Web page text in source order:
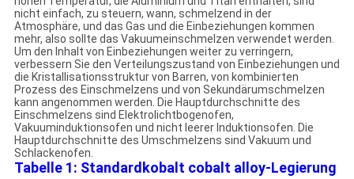
nicht einfach, zu steuern, wann, schmelzend in der
Atmosphäre, und das Gas und die Einbeziehungen kommen
mehr, also sollte das Vakuumeinschmelzen verwendet werden.
Um den Inhalt von Einbeziehungen weiter zu verringern,
verbessern Sie den Verteilungszustand von Einbeziehungen und
die Kristallisationsstruktur von Barren, von kombinierten
Prozess des Einschmelzens und von Sekundärumschmelzen
kann angenommen werden. Die Hauptdurchschnitte des
Einschmelzens sind Elektrolichtbogenofen,
Vakuuminduktionsofen und nicht leerer Induktionsofen. Die
Hauptdurchschnitte des Umschmelzens sind Vakuum und
Schlackenofen.
Tabelle 1: Standardkobalt cobalt alloy-Legierung